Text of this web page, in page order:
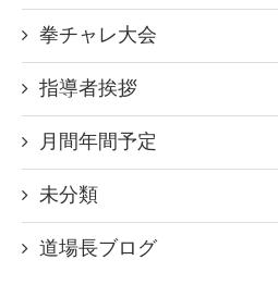
拳チャレ大会
指導者挨拶
月間年間予定
未分類
道場長ブログ